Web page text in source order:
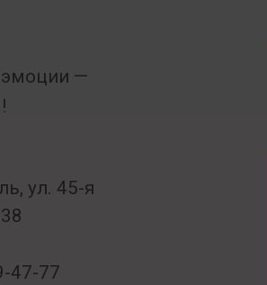
эмоции —
ул. 45-я
47-77